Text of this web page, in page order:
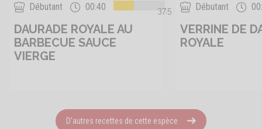
Débutant 00:40 37.5
DAURADE ROYALE AU
BARBECUE SAUCE
VIERGE
Débutant
VERRINE DE
ROYALE
D'autres recettes de cette espèce